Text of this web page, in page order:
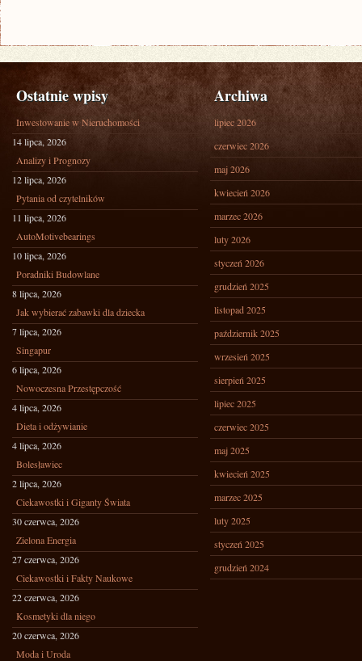
Ostatnie wpisy
Inwestowanie w Nieruchomości
14 lipca, 2026
Analizy i Prognozy
12 lipca, 2026
Pytania od czytelników
11 lipca, 2026
AutoMotivebearings
10 lipca, 2026
Poradniki Budowlane
8 lipca, 2026
Jak wybierać zabawki dla dziecka
7 lipca, 2026
Singapur
6 lipca, 2026
Nowoczesna Przestępczość
4 lipca, 2026
Dieta i odżywianie
4 lipca, 2026
Bolesławiec
2 lipca, 2026
Ciekawostki i Giganty Świata
30 czerwca, 2026
Zielona Energia
27 czerwca, 2026
Ciekawostki i Fakty Naukowe
22 czerwca, 2026
Kosmetyki dla niego
20 czerwca, 2026
Moda i Uroda
Archiwa
lipiec 2026
czerwiec 2026
maj 2026
kwiecień 2026
marzec 2026
luty 2026
styczeń 2026
grudzień 2025
listopad 2025
październik 2025
wrzesień 2025
sierpień 2025
lipiec 2025
czerwiec 2025
maj 2025
kwiecień 2025
marzec 2025
luty 2025
styczeń 2025
grudzień 2024